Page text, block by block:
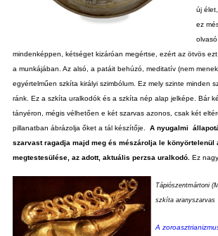
új
ez
mindenképpen, kétséget kizáróan megértse, ezért az ötvös
a munkájában. Az alsó, a patáit behúzó, meditatív (nem
egyértelműen szkíta királyi szimbólum. Ez mely szinte minden
ránk. Ez a szkíta uralkodók és a szkíta nép alap jelképe. Bár
tányéron, mégis vélhetően e két szarvas azonos, csak két
pillanatban ábrázolja őket a tál készítője. A nyugalmi
szarvast ragadja majd meg és mészárolja le könyörtelenül
megtestesülése, az adott, aktuális perzsa uralkodó. Ez
Tápiószentmártoni
szkíta aranyszarvas
A